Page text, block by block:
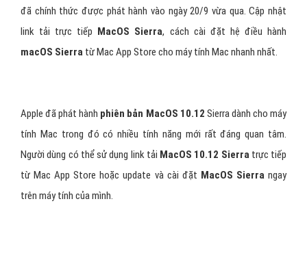
đã chính thức được phát hành vào ngày 20/9 vừa qua. Cập nhật
link tải trực tiếp MacOS Sierra, cách cài đặt hệ điều hành
macOS Sierra từ Mac App Store cho máy tính Mac nhanh nhất.
Apple đã phát hành phiên bản MacOS 10.12 Sierra dành cho máy
tính Mac trong đó có nhiều tính năng mới rất đáng quan tâm.
Người dùng có thể sử dụng link tải MacOS 10.12 Sierratrực tiếp
từ Mac App Store hoặc update và cài đặt MacOS Sierrangay
trên máy tính của mình.